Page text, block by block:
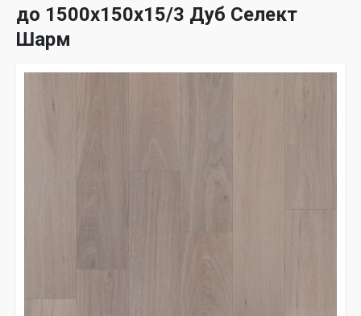
до 1500х150х15/3 Дуб Селект
Шарм